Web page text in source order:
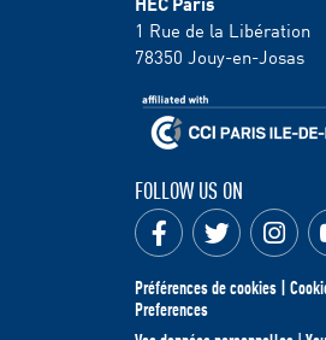
1 Rue de la Libération
78350 Jouy-en-Josas
FOLLOW US ON
Préférences de cookies |
Preferences